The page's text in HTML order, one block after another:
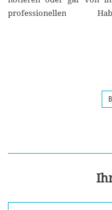
professionellen